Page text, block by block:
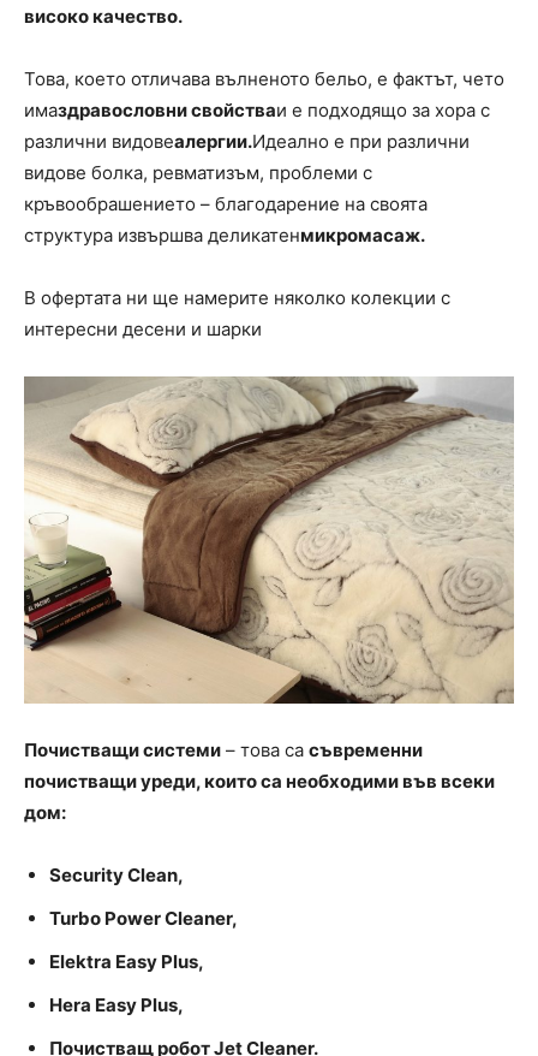
високо качество.
Това, което отличава вълненото бельо, е фактът, чето
имаздравословни свойстваи е подходящо за хора с
различни видовеалергии.Идеално е при различни
видове болка, ревматизъм, проблеми с
кръвообрашението – благодарение на своята
структура извършва деликатенмикромасаж.
В офертата ни ще намерите няколко колекции с
интересни десени и шарки
Почистващи системи – това са съвременни
почистващи уреди, които са необходими във всеки
дом:
Security Clean,
Turbo Power Cleaner,
Elektra Easy Plus,
Hera Easy Plus,
Почистващ роботJet Cleaner.